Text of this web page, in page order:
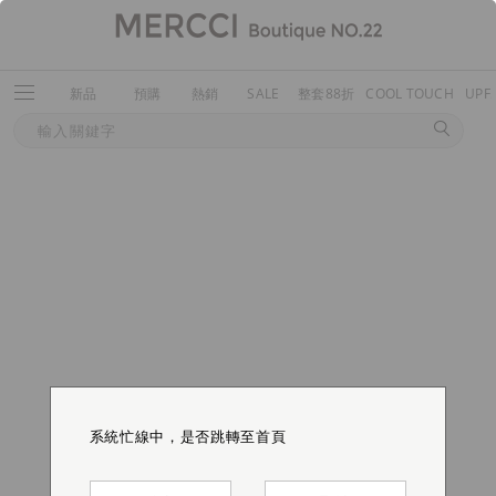
新品 預購 熱銷 SALE 整套88折 COOL TOUCH
系統忙線中，是否跳轉至首頁
系統忙線中，是否跳轉至首頁
系統忙線中，是否跳轉至首頁
系統忙線中，是否跳轉至首頁
系統忙線中，是否跳轉至首頁